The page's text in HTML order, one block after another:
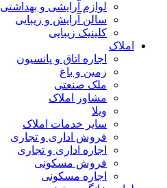
لوازم آرایشی و بهداشتی
سالن آرایش و زیبایی
کلینیک زیبایی
املاک
اجاره اتاق و پانسیون
زمین و باغ
ملک صنعتی
مشاور املاک
ویلا
سایر خدمات املاک
فروش اداری و تجاری
اجاره اداری و تجاری
فروش مسکونی
اجاره مسکونی